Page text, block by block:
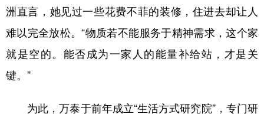
洲直言，她见过一些花费不菲的装修，住进去却让人
难以完全放松。“物质若不能服务于精神需求，这个家
就是空的。能否成为一家人的能量补给站，才是关
键。”
为此，万泰于前年成立“生活方式研究院”，专门研